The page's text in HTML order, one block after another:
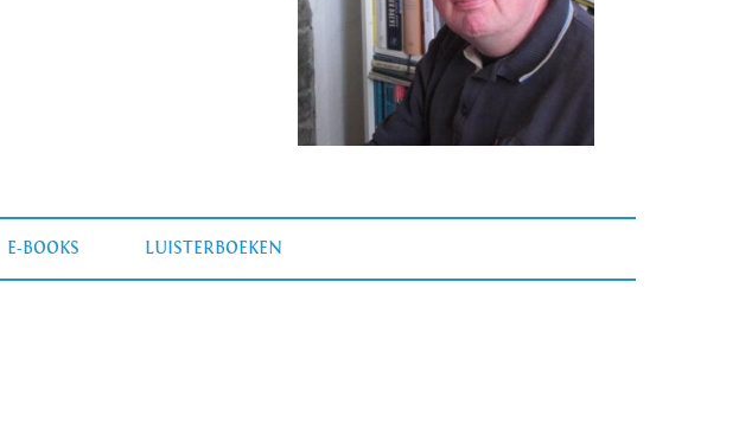
E-BOOKS LUISTERBOEKEN